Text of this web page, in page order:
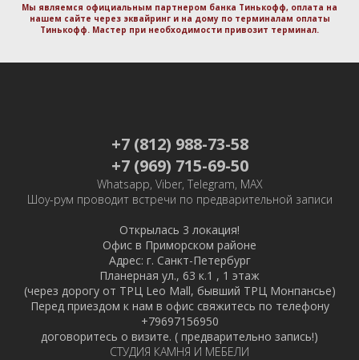
Мы являемся официальным партнером банка Тинькофф, оплата на
нашем сайте через эквайринг и на дому по терминалам оплаты
Тинькофф. Маcтер при необходимости привозит терминал.
+7 (812) 988-73-58
+7 (969) 715-69-50
Whatsapp, Viber, Telegram, MAX
Шоу-рум проводит встречи по предварительной записи
Открылась 3 локация!
Офис в Приморском районе
Адрес: г. Санкт-Петербург
Планерная ул., 63 к.1 , 1 этаж
(через дорогу от ТРЦ Leo Mall, бывший ТРЦ Монпансье)
Перед приездом к нам в офис свяжитесь по телефону
+79697156950
договоритесь о визите. ( предварительно запись!)
СТУДИЯ КАМНЯ И МЕБЕЛИ